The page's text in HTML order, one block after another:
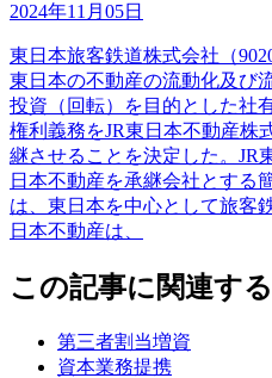
2024年11月05日
東日本旅客鉄道株式会社（
東日本の不動産の流動化及び
投資（回転）を目的とした社
権利義務をJR東日本不動産株
継させることを決定した。JR
日本不動産を承継会社とする
は、東日本を中心として旅客
日本不動産は、
この記事に関連す
第三者割当増資
資本業務提携